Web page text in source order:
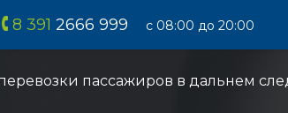
8 391 2666 999 с 08:00 до 20:00
пассажиров в дальнем